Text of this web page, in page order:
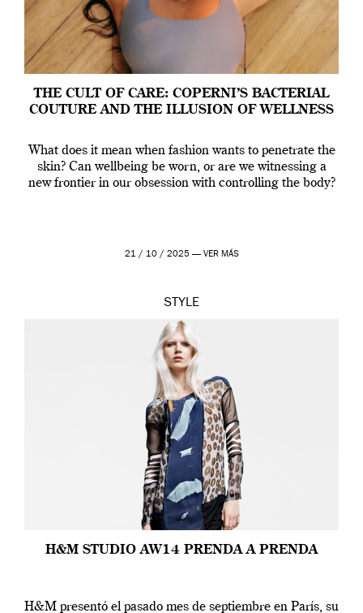
THE CULT OF CARE: COPERNI’S BACTERIAL
COUTURE AND THE ILLUSION OF WELLNESS
What does it mean when fashion wants to penetrate the
skin? Can wellbeing be worn, or are we witnessing a
new frontier in our obsession with controlling the body?
21 / 10 / 2025 — VER MÁS
STYLE
H&M STUDIO AW14 PRENDA A PRENDA
H&M presentó el pasado mes de septiembre en París, su